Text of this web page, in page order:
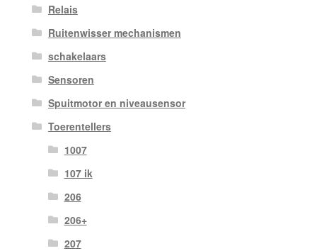
Relais
Ruitenwisser mechanismen
schakelaars
Sensoren
Spuitmotor en niveausensor
Toerentellers
1007
107 ik
206
206+
207